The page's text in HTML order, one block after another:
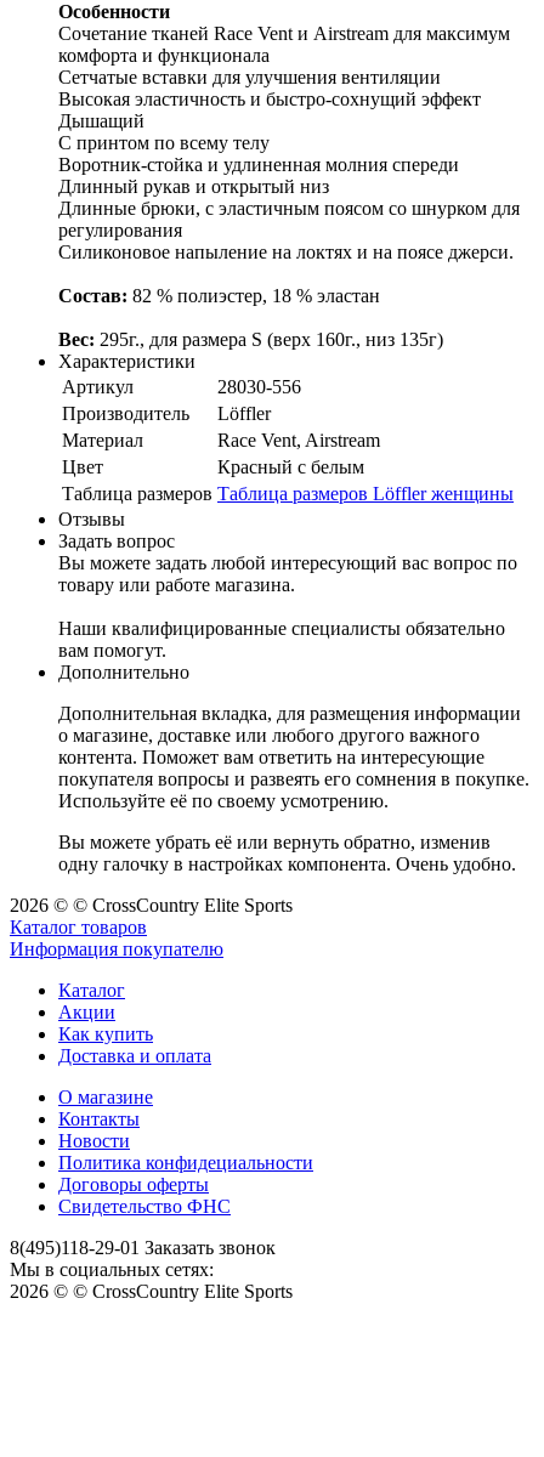
Особенности
Сочетание тканей Race Vent и Airstream для максимум
комфорта и функционала
Сетчатые вставки для улучшения вентиляции
Высокая эластичность и быстро-сохнущий эффект
Дышащий
С принтом по всему телу
Воротник-стойка и удлиненная молния спереди
Длинный рукав и открытый низ
Длинные брюки, с эластичным поясом со шнурком для
регулирования
Силиконовое напыление на локтях и на поясе джерси.
Состав: 82 % полиэстер, 18 % эластан
Вес: 295г., для размера S (верх 160г., низ 135г)
Характеристики
Артикул
28030-556
Производитель
Löffler
Материал
Race Vent, Airstream
Цвет
Красный c белым
Таблица размеров Таблица размеров Löffler женщины
Отзывы
Задать вопрос
Вы можете задать любой интересующий вас вопрос по
товару или работе магазина.
Наши квалифицированные специалисты обязательно
вам помогут.
Дополнительно
Дополнительная вкладка, для размещения информации
о магазине, доставке или любого другого важного
контента. Поможет вам ответить на интересующие
покупателя вопросы и развеять его сомнения в покупке.
Используйте её по своему усмотрению.
Вы можете убрать её или вернуть обратно, изменив
одну галочку в настройках компонента. Очень удобно.
2026 © © CrossCountry Elite Sports
Каталог товаров
Информация покупателю
Каталог
Акции
Как купить
Доставка и оплата
О магазине
Контакты
Новости
Политика конфидециальности
Договоры оферты
Свидетельство ФНС
8(495)118-29-01 Заказать звонок
Мы в социальных сетях:
2026 © © CrossCountry Elite Sports